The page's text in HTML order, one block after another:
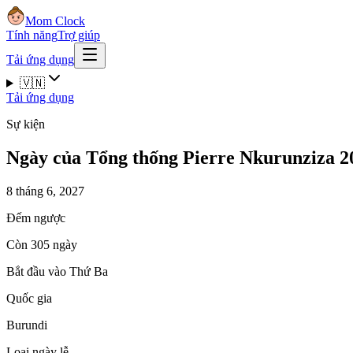
Mom Clock
Tính năngTrợ giúp
Tải ứng dụng
🇻🇳
Tải ứng dụng
Sự kiện
Ngày của Tổng thống Pierre Nkurunziza
8 tháng 6, 2027
Đếm ngược
Còn 305 ngày
Bắt đầu vào Thứ Ba
Quốc gia
Burundi